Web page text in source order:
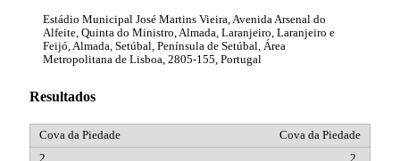
Estádio Municipal José Martins Vieira, Avenida Arsenal do
Alfeite, Quinta do Ministro, Almada, Laranjeiro, Laranjeiro e
Feijó, Almada, Setúbal, Península de Setúbal, Área
Metropolitana de Lisboa, 2805-155, Portugal
Resultados
Cova da Piedade
2